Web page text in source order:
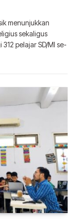
menunjukkan
sekaligus
pelajar SD/MI se-